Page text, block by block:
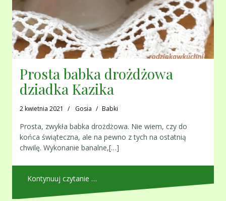
Prosta babka drożdżowa
dziadka Kazika
2 kwietnia 2021 Gosia Babki
Prosta, zwykła babka drożdżowa. Nie wiem, czy do
końca świąteczna, ale na pewno z tych na ostatnią
chwilę. Wykonanie banalne,[…]
Kontynuuj czytanie …